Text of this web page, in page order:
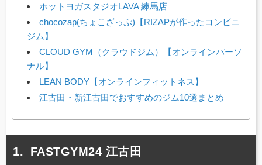
ホットヨガスタジオLAVA 練馬店
chocozap(ちょこざっぷ)【RIZAPが作ったコンビニ
ジム】
CLOUD GYM（クラウドジム）【オンラインパーソ
ナル】
LEAN BODY【オンラインフィットネス】
江古田・新江古田でおすすめのジム10選まとめ
FASTGYM24 江古田